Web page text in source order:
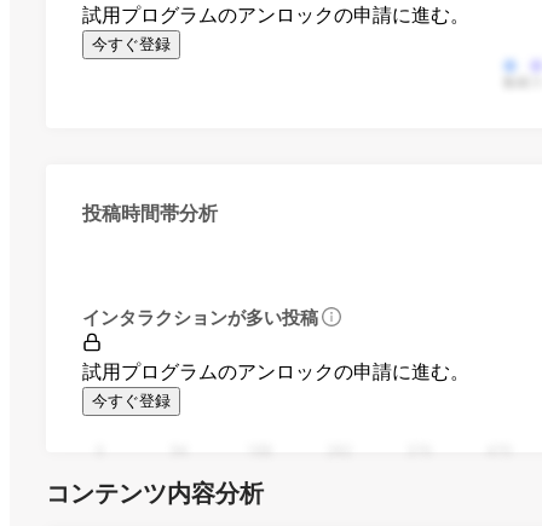
試用プログラムのアンロックの申請に進む。
今すぐ登録
投稿時間帯分析
インタラクションが多い投稿
試用プログラムのアンロックの申請に進む。
今すぐ登録
コンテンツ内容分析